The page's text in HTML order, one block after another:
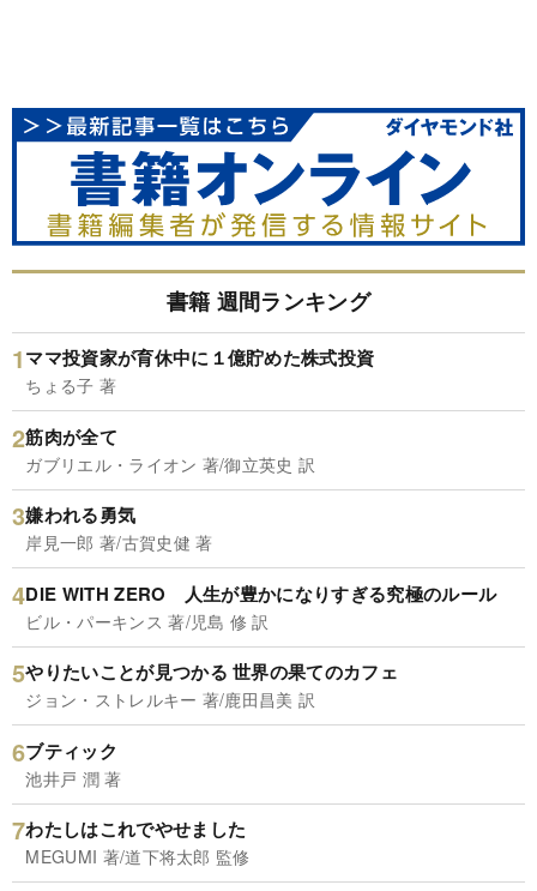
書籍 週間ランキング
ママ投資家が育休中に１億貯めた株式投資
ちょる子 著
筋肉が全て
ガブリエル・ライオン 著/御立英史 訳
嫌われる勇気
岸見一郎 著/古賀史健 著
DIE WITH ZERO 人生が豊かになりすぎる究極のルール
ビル・パーキンス 著/児島 修 訳
やりたいことが見つかる 世界の果てのカフェ
ジョン・ストレルキー 著/鹿田昌美 訳
ブティック
池井戸 潤 著
わたしはこれでやせました
MEGUMI 著/道下将太郎 監修